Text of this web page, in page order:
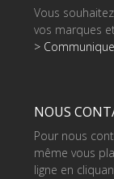
Vous
vos marques
>
NOUS
Pour nous
même vous
ligne en